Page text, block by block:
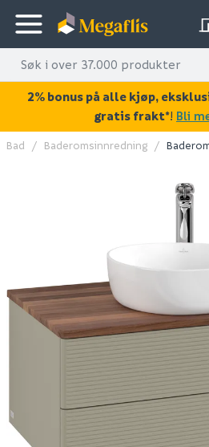
KAN DISSE VÆRE AV
Day husholdningsboks
rekt 1000ml
49 39
Spar
Bad Baderomsinnredning
2% bonus på alle kjøp,
gratis frakt*! Bli